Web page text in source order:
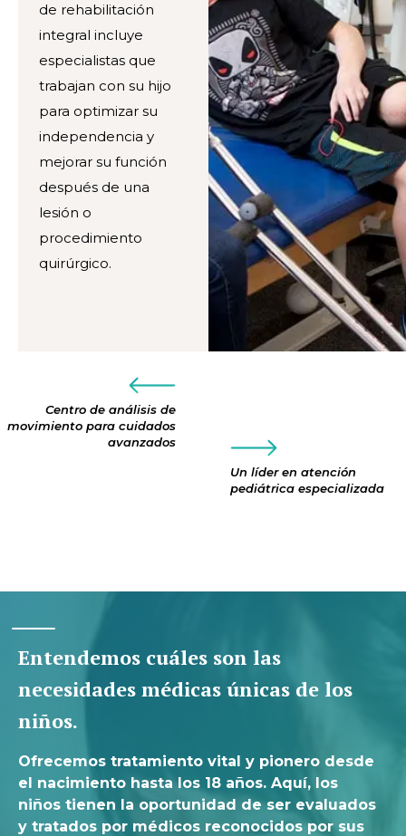
de rehabilitación
integral incluye
especialistas que
trabajan con su hijo
para optimizar su
independencia y
mejorar su función
después de una
lesión o
procedimiento
quirúrgico.
Centro de análisis de
movimiento para cuidados
avanzados
Un líder en atención
pediátrica especializada
Entendemos cuáles son las
necesidades médicas únicas de los
niños.
Ofrecemos tratamiento vital y pionero desde
el nacimiento hasta los 18 años. Aquí, los
niños tienen la oportunidad de ser evaluados
y tratados por médicos reconocidos por sus